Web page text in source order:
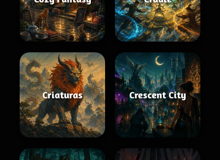
Criaturas Crescent City